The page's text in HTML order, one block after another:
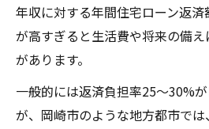
年収に対する年間住宅ローン返
が高すぎると生活費や将来の備
があります。
一般的には返済負担率25〜30%
が、岡崎市のような地方都市で